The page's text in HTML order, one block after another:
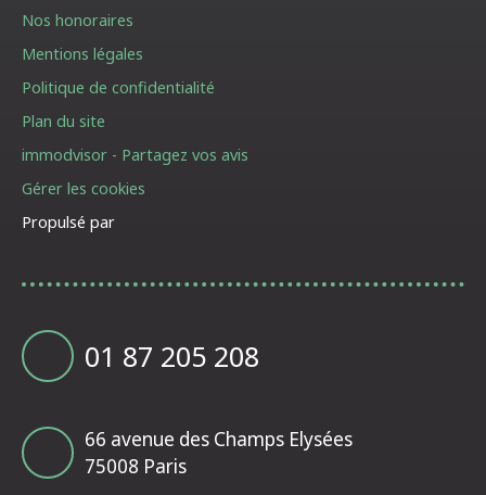
Nos honoraires
Mentions légales
Politique de confidentialité
Plan du site
immodvisor - Partagez vos avis
Gérer les cookies
Propulsé par
01 87 205 208
66 avenue des Champs Elysées
75008 Paris